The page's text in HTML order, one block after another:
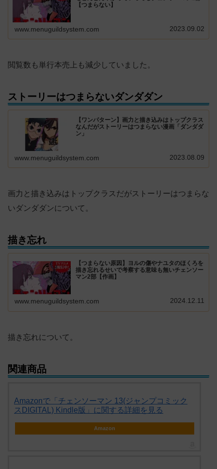
【つまらない】
www.menuguildsystem.com 2023.09.02
閲覧数も単行本売上も減少していました。
ストーリーはつまらないダンダダン
【ワンパターン】画力と描き込みはトップクラス
なんだがストーリーはつまらない漫画「ダンダダ
ン」
www.menuguildsystem.com 2023.08.09
画力と描き込みはトップクラスだがストーリーはつまらな
いダンダダンについて。
描き忘れ
【つまらない原因】ヨルの傷やナユタのほくろを
描き忘れるせいで考察する意味も無いチェンソー
マン2部【作画】
www.menuguildsystem.com 2024.12.11
描き忘れについて。
関連商品
Amazonで「チェンソーマン 13(ジャンプコミック
スDIGITAL) Kindle版」に関する詳細を見る
Amazon